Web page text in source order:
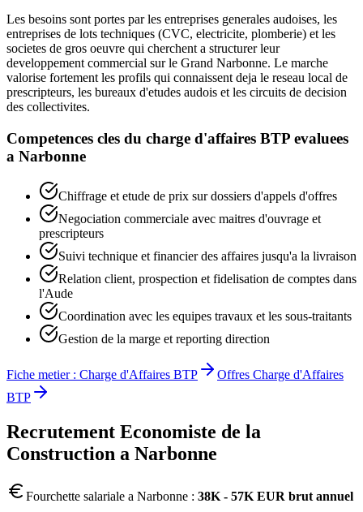
Les besoins sont portes par les entreprises generales audoises, les
entreprises de lots techniques (CVC, electricite, plomberie) et les
societes de gros oeuvre qui cherchent a structurer leur
developpement commercial sur le Grand Narbonne. Le marche
valorise fortement les profils qui connaissent deja le reseau local de
prescripteurs, les bureaux d'etudes audois et les circuits de decision
des collectivites.
Competences cles du charge d'affaires BTP evaluees
a Narbonne
Chiffrage et etude de prix sur dossiers d'appels d'offres
Negociation commerciale avec maitres d'ouvrage et
prescripteurs
Suivi technique et financier des affaires jusqu'a la livraison
Relation client, prospection et fidelisation de comptes dans
l'Aude
Coordination avec les equipes travaux et les sous-traitants
Gestion de la marge et reporting direction
Fiche metier : Charge d'Affaires BTP Offres Charge d'Affaires
BTP
Recrutement Economiste de la
Construction a Narbonne
Fourchette salariale a Narbonne : 38K - 57K EUR brut annuel